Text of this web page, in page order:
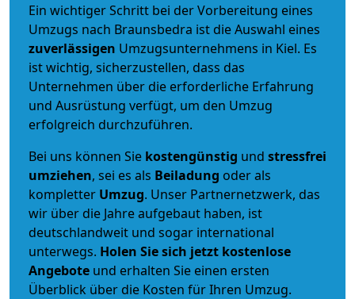
Ein wichtiger Schritt bei der Vorbereitung eines
Umzugs nach Braunsbedra ist die Auswahl eines
zuverlässigen Umzugsunternehmens in Kiel. Es
ist wichtig, sicherzustellen, dass das
Unternehmen über die erforderliche Erfahrung
und Ausrüstung verfügt, um den Umzug
erfolgreich durchzuführen.
Bei uns können Sie kostengünstig und stressfrei
umziehen, sei es als Beiladung oder als
kompletter Umzug. Unser Partnernetzwerk, das
wir über die Jahre aufgebaut haben, ist
deutschlandweit und sogar international
unterwegs. Holen Sie sich jetzt kostenlose
Angebote und erhalten Sie einen ersten
Überblick über die Kosten für Ihren Umzug.